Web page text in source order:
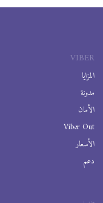
VIBER
المزايا
مدونة
الأمان
Viber Out
الأسعار
دعم